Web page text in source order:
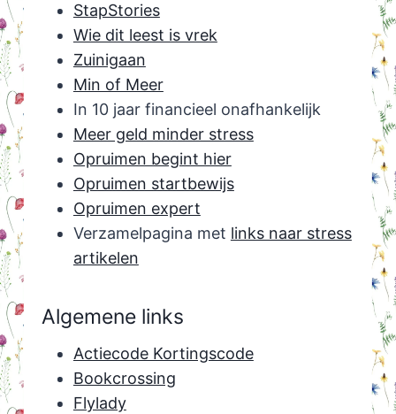
StapStories
Wie dit leest is vrek
Zuinigaan
Min of Meer
In 10 jaar financieel onafhankelijk
Meer geld minder stress
Opruimen begint hier
Opruimen startbewijs
Opruimen expert
Verzamelpagina met links naar stress
artikelen
Algemene links
Actiecode Kortingscode
Bookcrossing
Flylady